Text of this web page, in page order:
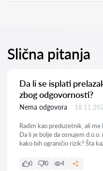
Slična pitanja
Da li se isplati
zbog odgovornosti?
Nema odgovora
Radim kao preduzetnik, ali
Da li je bolje da osnujem
kako bih ograničio rizik? Šta
0 0 4